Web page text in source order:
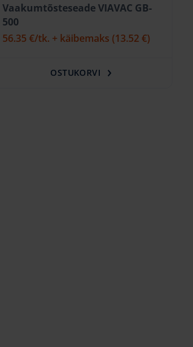
Vaakumtõsteseade VIAVAC GB-
500
56.35 €/tk. + käibemaks (13.52 €)
OSTUKORVI